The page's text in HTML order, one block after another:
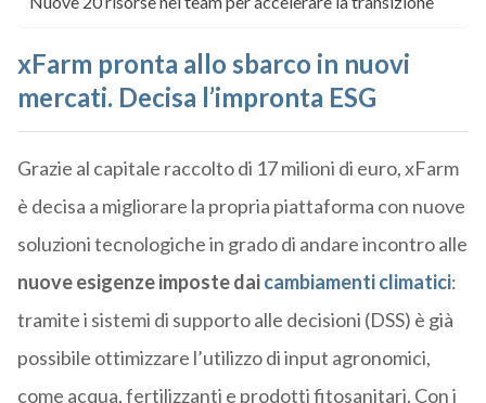
xFarm pronta allo sbarco in nuovi
mercati. Decisa l’impronta ESG
Grazie al capitale raccolto di 17 milioni di euro, xFarm
è decisa a migliorare la propria piattaforma con nuove
soluzioni tecnologiche in grado di andare incontro alle
nuove esigenze imposte daicambiamenti climatici:
tramite i sistemi di supporto alle decisioni (DSS) è già
possibile ottimizzare l’utilizzo di input agronomici,
come acqua, fertilizzanti e prodotti fitosanitari. Con i